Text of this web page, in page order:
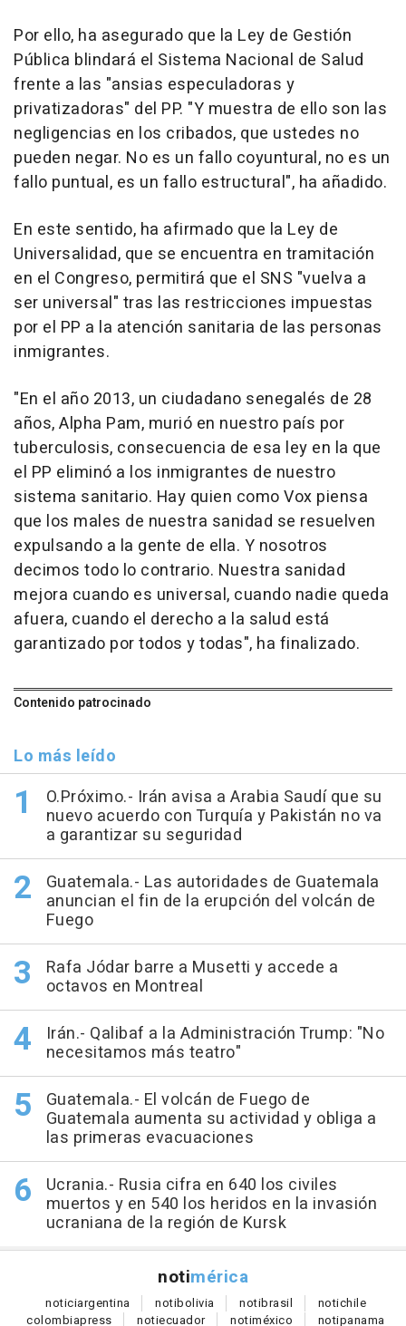
Por ello, ha asegurado que la Ley de Gestión
Pública blindará el Sistema Nacional de Salud
frente a las "ansias especuladoras y
privatizadoras" del PP. "Y muestra de ello son las
negligencias en los cribados, que ustedes no
pueden negar. No es un fallo coyuntural, no es un
fallo puntual, es un fallo estructural", ha añadido.
En este sentido, ha afirmado que la Ley de
Universalidad, que se encuentra en tramitación
en el Congreso, permitirá que el SNS "vuelva a
ser universal" tras las restricciones impuestas
por el PP a la atención sanitaria de las personas
inmigrantes.
"En el año 2013, un ciudadano senegalés de 28
años, Alpha Pam, murió en nuestro país por
tuberculosis, consecuencia de esa ley en la que
el PP eliminó a los inmigrantes de nuestro
sistema sanitario. Hay quien como Vox piensa
que los males de nuestra sanidad se resuelven
expulsando a la gente de ella. Y nosotros
decimos todo lo contrario. Nuestra sanidad
mejora cuando es universal, cuando nadie queda
afuera, cuando el derecho a la salud está
garantizado por todos y todas", ha finalizado.
Contenido patrocinado
Lo más leído
O.Próximo.- Irán avisa a Arabia Saudí que su
nuevo acuerdo con Turquía y Pakistán no va
a garantizar su seguridad
Guatemala.- Las autoridades de Guatemala
anuncian el fin de la erupción del volcán de
Fuego
Rafa Jódar barre a Musetti y accede a
octavos en Montreal
Irán.- Qalibaf a la Administración Trump: "No
necesitamos más teatro"
Guatemala.- El volcán de Fuego de
Guatemala aumenta su actividad y obliga a
las primeras evacuaciones
Ucrania.- Rusia cifra en 640 los civiles
muertos y en 540 los heridos en la invasión
ucraniana de la región de Kursk
notimérica
noticiargentina notibolivia notibrasil notichile
colombiapress notiecuador notiméxico notipanama